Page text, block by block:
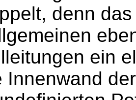
denn
ein
Innenwand